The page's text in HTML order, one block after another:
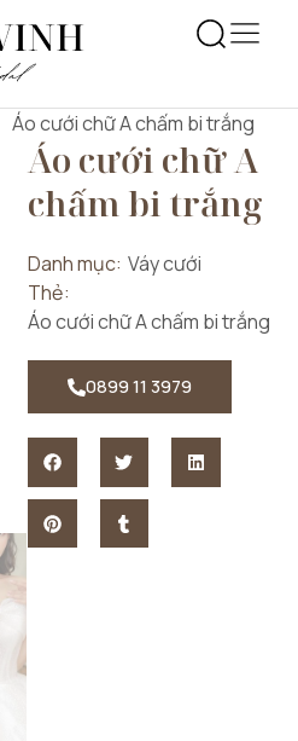
Áo cưới chữ A chấm bi trắng
Áo cưới chữ A
chấm bi trắng
Danh mục: Váy cưới
Thẻ:
Áo cưới chữ A chấm bi trắng
0899 11 3979